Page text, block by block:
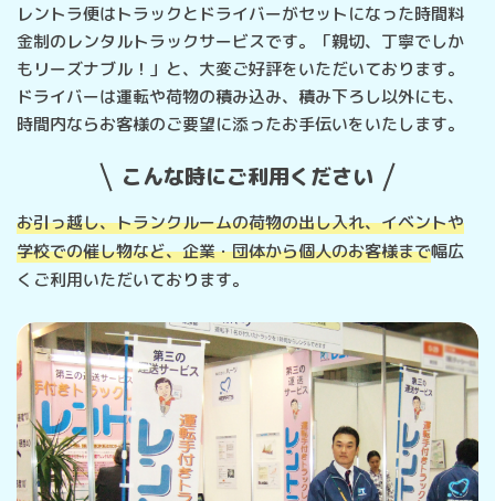
レントラ便はトラックとドライバーがセットになった時間料
金制のレンタルトラックサービスです。「親切、丁寧でしか
もリーズナブル！」と、大変ご好評をいただいております。
ドライバーは運転や荷物の積み込み、積み下ろし以外にも、
時間内ならお客様のご要望に添ったお手伝いをいたします。
こんな時にご利用ください
お引っ越し、トランクルームの荷物の出し入れ、イベントや
学校での催し物など、企業・団体から個人のお客様まで幅広
くご利用いただいております。